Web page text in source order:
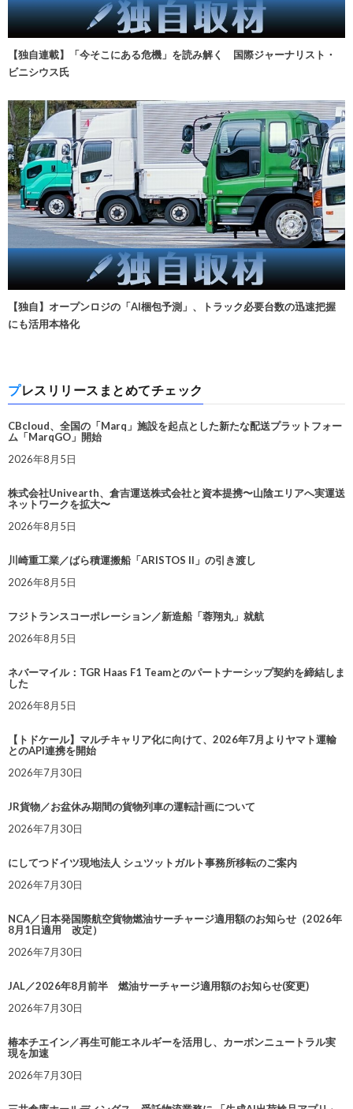
【独自連載】「今そこにある危機」を読み解く 国際ジャーナリスト・
ビニシウス氏
【独自】オープンロジの「AI梱包予測」、トラック必要台数の迅速把握
にも活用本格化
プレスリリースまとめてチェック
CBcloud、全国の「Marq」施設を起点とした新たな配送プラットフォー
ム「MarqGO」開始
2026年8月5日
株式会社Univearth、倉吉運送株式会社と資本提携〜山陰エリアへ実運送
ネットワークを拡大〜
2026年8月5日
川崎重工業／ばら積運搬船「ARISTOS II」の引き渡し
2026年8月5日
フジトランスコーポレーション／新造船「蓉翔丸」就航
2026年8月5日
ネバーマイル：TGR Haas F1 Teamとのパートナーシップ契約を締結しま
した
2026年8月5日
【トドケール】マルチキャリア化に向けて、2026年7月よりヤマト運輸
とのAPI連携を開始
2026年7月30日
JR貨物／お盆休み期間の貨物列車の運転計画について
2026年7月30日
にしてつドイツ現地法人 シュツットガルト事務所移転のご案内
2026年7月30日
NCA／日本発国際航空貨物燃油サーチャージ適用額のお知らせ（2026年
8月1日適用 改定）
2026年7月30日
JAL／2026年8月前半 燃油サーチャージ適用額のお知らせ(変更)
2026年7月30日
椿本チエイン／再生可能エネルギーを活用し、カーボンニュートラル実
現を加速
2026年7月30日